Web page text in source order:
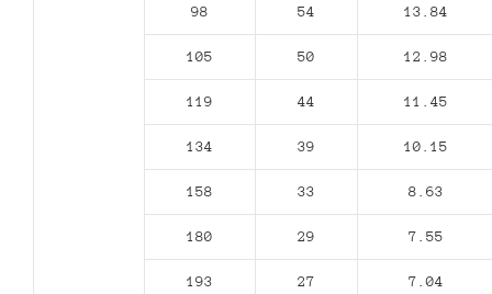
98 54 13.84
105 50 12.98
119 44 11.45
134 39 10.15
158 33 8.63
180 29 7.55
193 27 7.04